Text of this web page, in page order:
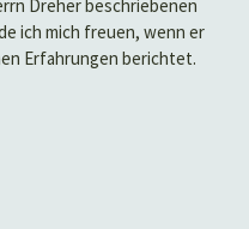
Dreher beschriebenen
ich mich freuen, wenn er
Erfahrungen berichtet.